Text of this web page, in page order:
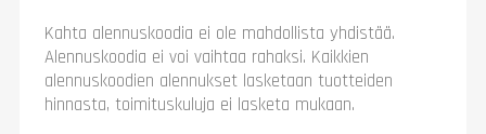
Kahta alennuskoodia ei ole mahdollista yhdistää.
Alennuskoodia ei voi vaihtaa rahaksi. Kaikkien
alennuskoodien alennukset lasketaan tuotteiden
hinnasta, toimituskuluja ei lasketa mukaan.